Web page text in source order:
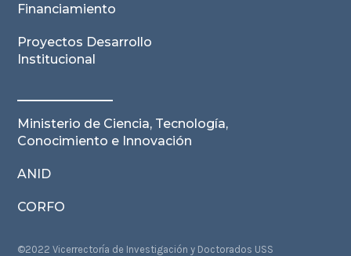
Financiamiento
Proyectos Desarrollo
Institucional
Ministerio de Ciencia, Tecnología,
Conocimiento e Innovación
ANID
CORFO
©2022 Vicerrectoría de Investigación y Doctorados USS